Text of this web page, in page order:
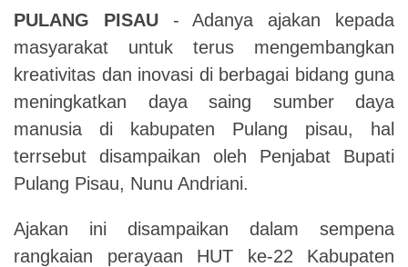
PULANG PISAU- Adanya ajakan kepada
masyarakat untuk terus mengembangkan
kreativitas dan inovasi di berbagai bidang guna
meningkatkan daya saing sumber daya
manusia di kabupaten Pulang pisau, hal
terrsebut disampaikan oleh Penjabat Bupati
Pulang Pisau, Nunu Andriani.
Ajakan ini disampaikan dalam sempena
rangkaian perayaan HUT ke-22 Kabupaten